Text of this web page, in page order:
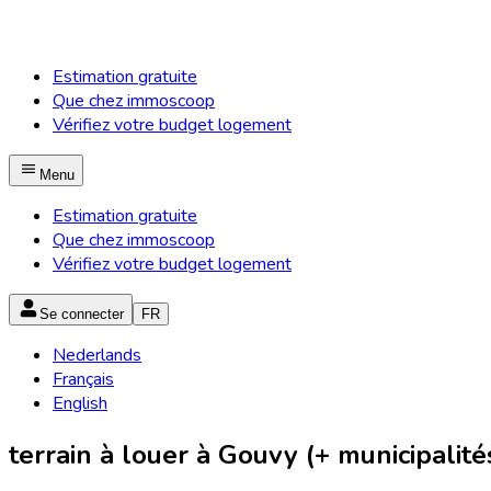
Estimation gratuite
Que chez immoscoop
Vérifiez votre budget logement
Menu
Estimation gratuite
Que chez immoscoop
Vérifiez votre budget logement
Se connecter FR
Nederlands
Français
English
terrain à louer à Gouvy (+